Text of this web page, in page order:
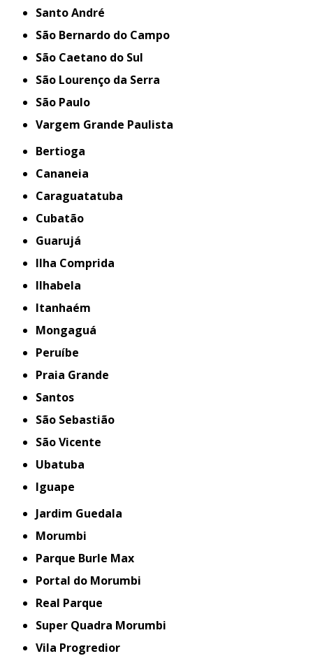
Santo André
São Bernardo do Campo
São Caetano do Sul
São Lourenço da Serra
São Paulo
Vargem Grande Paulista
Bertioga
Cananeia
Caraguatatuba
Cubatão
Guarujá
Ilha Comprida
Ilhabela
Itanhaém
Mongaguá
Peruíbe
Praia Grande
Santos
São Sebastião
São Vicente
Ubatuba
iguape
Jardim Guedala
Morumbi
Parque Burle Max
Portal do Morumbi
Real Parque
Super Quadra Morumbi
Vila Progredior